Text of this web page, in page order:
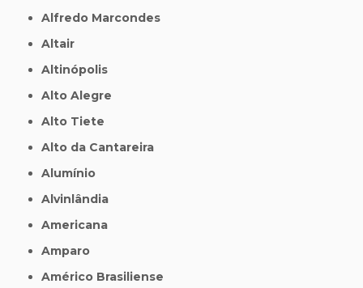
Alfredo Marcondes
Altair
Altinópolis
Alto Alegre
Alto Tiete
Alto da Cantareira
Alumínio
Alvinlândia
Americana
Amparo
Américo Brasiliense